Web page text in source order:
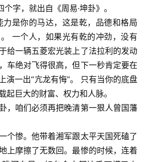
字，就出自《周易·坤卦》。
是你的马达，这是乾，品德和格局
一个人，如果光有乾的冲劲，没有
给一辆五菱宏光装上了法拉利的发动
车绝对飞得很高，但下一秒肯定要在
演一出“亢龙有悔”。 只有当你的底盘
起巨大的财富、权力和人脉。
，咱们必须再把晚清第一狠人曾国藩
个惨。他带着湘军跟太平天国死磕了
上摩擦了无数回。最惨的时候，连着